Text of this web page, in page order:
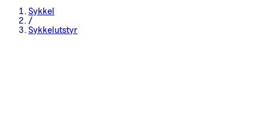
Sykkel
/
Sykkelutstyr